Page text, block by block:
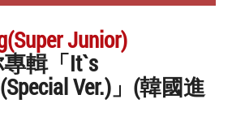
Junior)
輯「It`s
Ver.)」(韓國進